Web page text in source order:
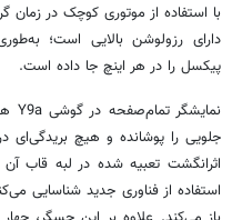
با استفاده از موتوری کوچک در
پیکسل را در هر اینچ جا داده است.
نمایشگر تمام‌صفحه در گوشی Y9a
اثرانگشت تعبیه شده در لبه قاب
استفاده از فناوری جدید شناسایی